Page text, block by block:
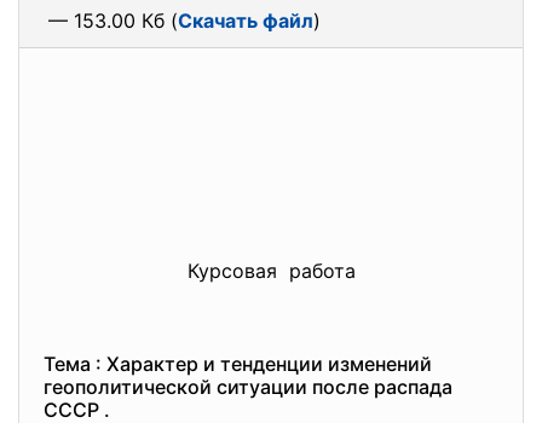
— 153.00 Кб (Скачать файл)
Курсовая работа
Тема : Характер и тенденции изменений
геополитической ситуации после распада
СССР .